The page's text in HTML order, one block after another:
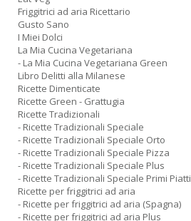
Friggitrici ad aria Ricettario
Gusto Sano
I Miei Dolci
La Mia Cucina Vegetariana
- La Mia Cucina Vegetariana Green
Libro Delitti alla Milanese
Ricette Dimenticate
Ricette Green - Grattugia
Ricette Tradizionali
- Ricette Tradizionali Speciale
- Ricette Tradizionali Speciale Orto
- Ricette Tradizionali Speciale Pizza
- Ricette Tradizionali Speciale Plus
- Ricette Tradizionali Speciale Primi Piatti
Ricette per friggitrici ad aria
- Ricette per friggitrici ad aria (Spagna)
- Ricette per friggitrici ad aria Plus